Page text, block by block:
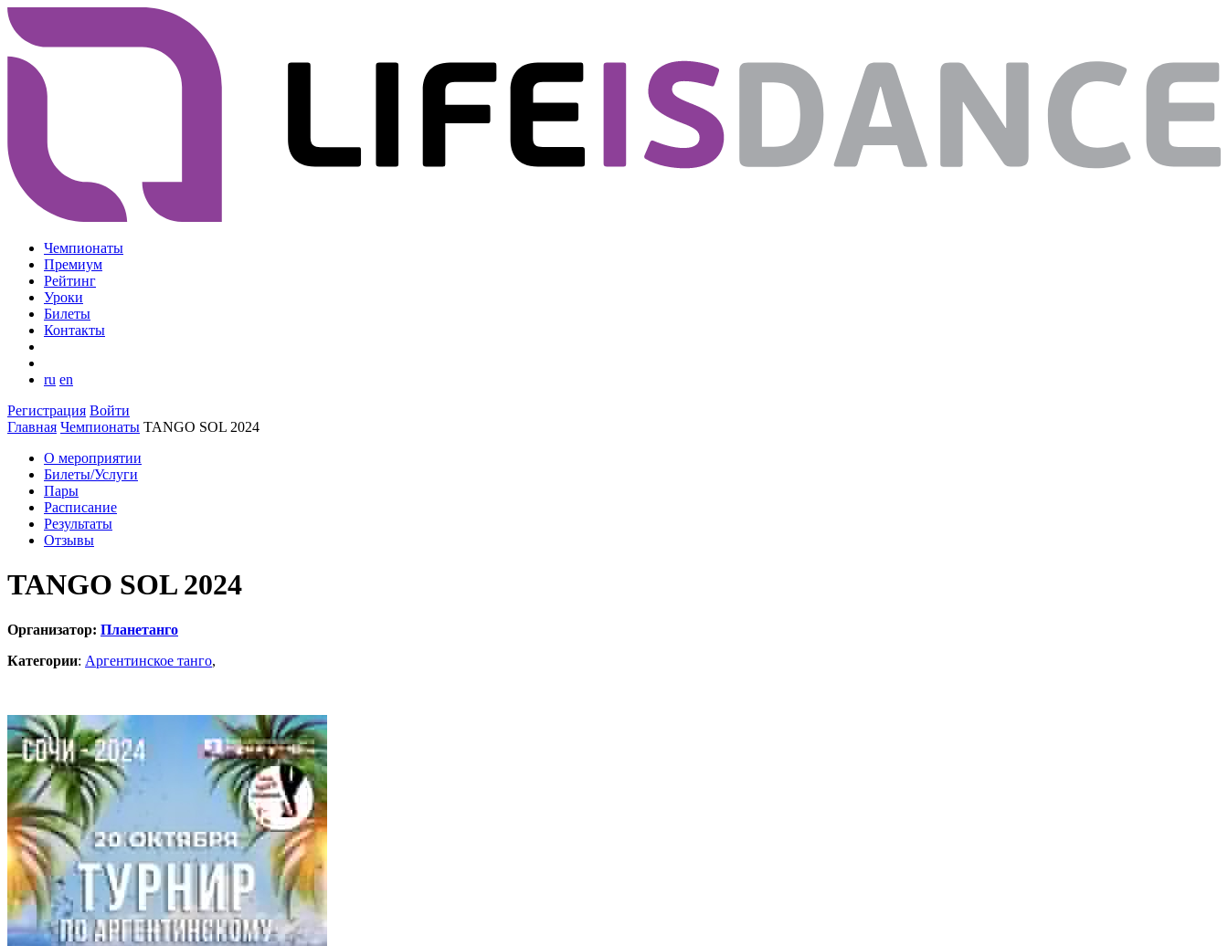
Чемпионаты
Премиум
Рейтинг
Уроки
Билеты
Контакты
ru en
Регистрация Войти
Главная Чемпионаты TANGO SOL 2024
О мероприятии
Билеты/Услуги
Пары
Расписание
Результаты
Отзывы
TANGO SOL 2024
Организатор: Планетанго
Категории: Аргентинское танго,